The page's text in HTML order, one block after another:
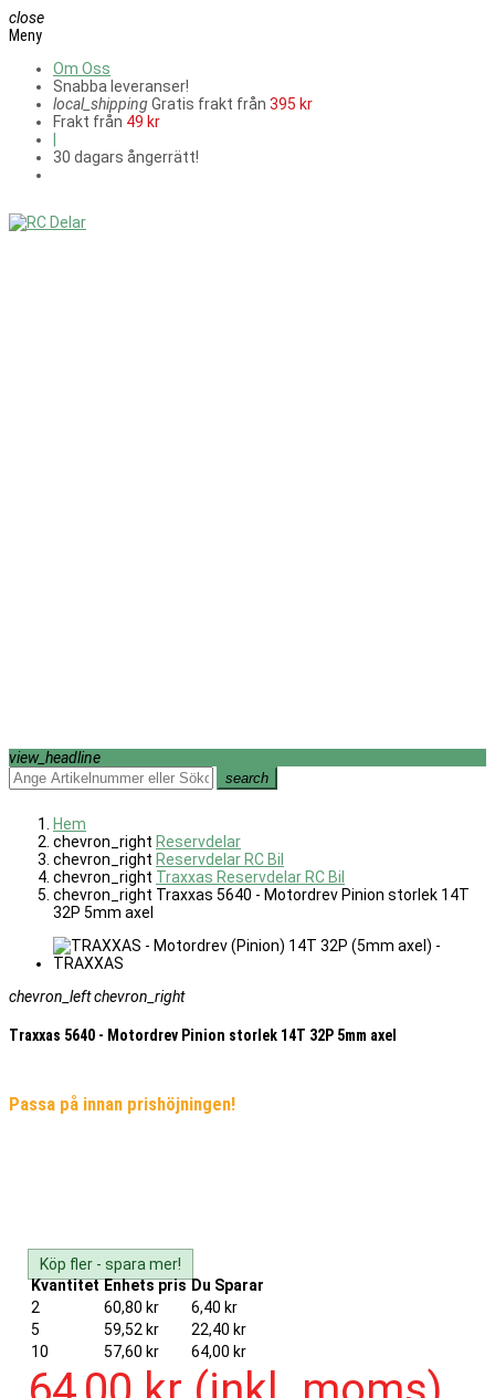
close
Meny
Om Oss
Snabba leveranser!
local_shippingGratis frakt från 395 kr
Frakt från 49 kr
30 dagars ångerrätt!
view_headline
search
Hem
chevron_right Reservdelar
chevron_right Reservdelar RC Bil
chevron_right Traxxas Reservdelar RC Bil
chevron_right Traxxas 5640 - Motordrev Pinion storlek 14T
32P 5mm axel
chevron_leftchevron_right
Traxxas 5640 - Motordrev Pinion storlek 14T 32P 5mm axel
Passa på innan prishöjningen!
Köp fler - spara mer!
Kvantitet Enhets pris Du Sparar
2
60,80 kr
6,40 kr
5
59,52 kr
22,40 kr
10
57,60 kr 64,00 kr